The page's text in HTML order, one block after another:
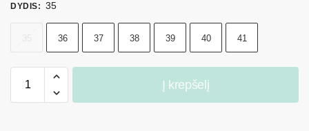
DYDIS: 35
36 37 38 39 40 41
Į krepšelį